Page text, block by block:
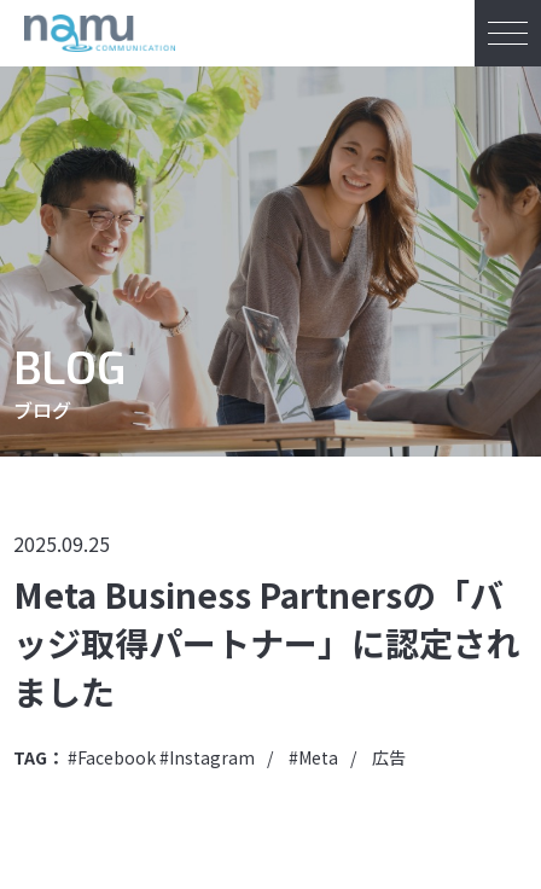
BLOG
ブログ
2025.09.25
Meta Business Partnersの「バ
ッジ取得パートナー」に認定され
ました
TAG： #Facebook #Instagram #Meta 広告